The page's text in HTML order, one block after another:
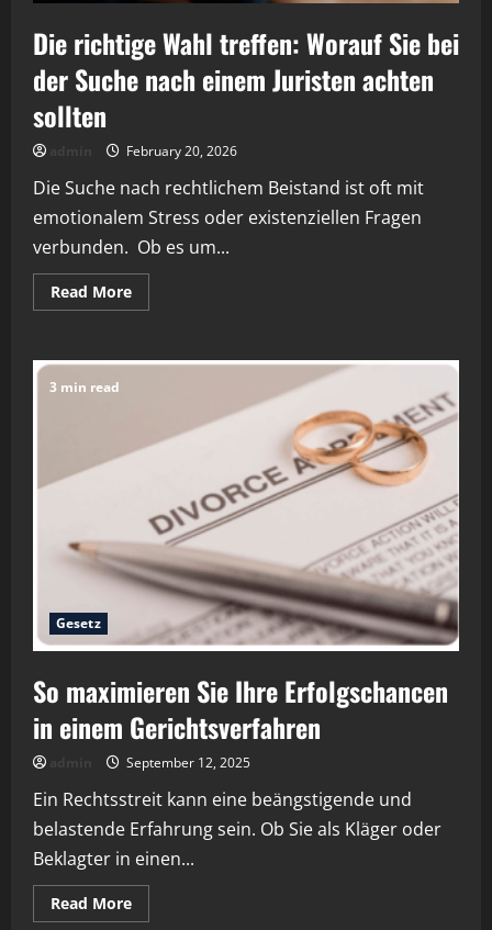
Die richtige Wahl treffen: Worauf Sie bei
der Suche nach einem Juristen achten
sollten
February 20, 2026
Die Suche nach rechtlichem Beistand ist oft mit
emotionalem Stress oder existenziellen Fragen
verbunden. Ob es um...
Read MoreRead
more
Wahl
der
Suche
Juristen
achten
sollten
3 min read
Gesetz
So maximieren Sie Ihre Erfolgschancen
in einem Gerichtsverfahren
September 12, 2025
Ein Rechtsstreit kann eine beängstigende und
belastende Erfahrung sein. Ob Sie als Kläger oder
Beklagter in einen...
Read MoreRead
more